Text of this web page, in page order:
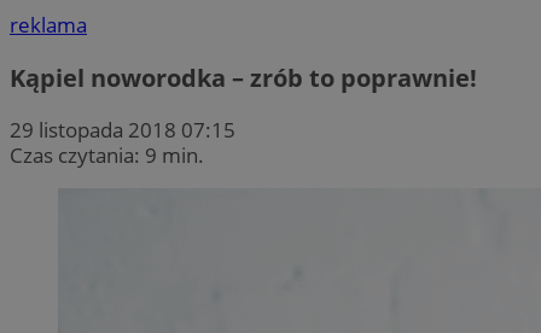
reklama
Kąpiel noworodka – zrób to poprawnie!
29 listopada 2018 07:15
Czas czytania: 9 min.